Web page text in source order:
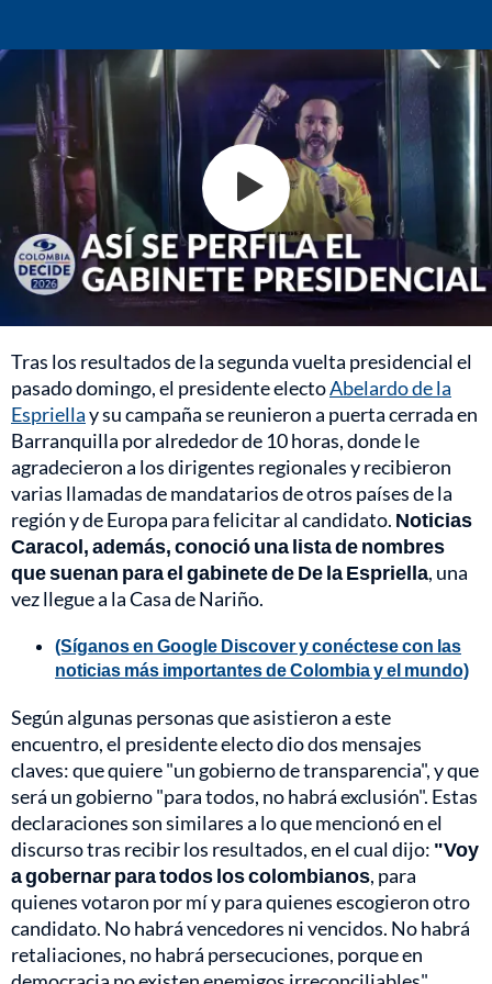
Tras los resultados de la segunda vuelta presidencial el
pasado domingo, el presidente electoAbelardo de la
Espriellay su campaña se reunieron a puerta cerrada en
Barranquilla por alrededor de 10 horas, donde le
agradecieron a los dirigentes regionales y recibieron
varias llamadas de mandatarios de otros países de la
región y de Europa para felicitar al candidato. Noticias
Caracol, además, conoció una lista de nombres
que suenan para el gabinete de De la Espriella, una
vez llegue a la Casa de Nariño.
(Síganos en Google Discover y conéctese con las
noticias más importantes de Colombia y el mundo)
Según algunas personas que asistieron a este
encuentro, el presidente electo dio dos mensajes
claves: que quiere "un gobierno de transparencia", y que
será un gobierno "para todos, no habrá exclusión". Estas
declaraciones son similares a lo que mencionó en el
discurso tras recibir los resultados, en el cual dijo: "Voy
a gobernar para todos los colombianos, para
quienes votaron por mí y para quienes escogieron otro
candidato. No habrá vencedores ni vencidos. No habrá
retaliaciones, no habrá persecuciones, porque en